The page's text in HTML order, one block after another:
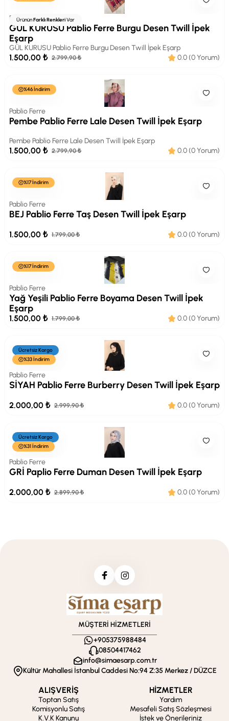
ÜrününFarklı RenkleriVar
Pablio Ferre
GÜL KURUSU Pablio Ferre Burgu Desen Twill İpek
Eşarp
GÜL KURUSU Pablio Ferre Burgu Desen Twill İpek Eşarp
1.500,00 ₺ 2.799,90 ₺ 0.0 (0 Yorum)
%46 İndirim
Pablio Ferre
Pembe Pablio Ferre Lale Desen Twill İpek Eşarp
Pembe Pablio Ferre Lale Desen Twill İpek Eşarp
1.500,00 ₺ 2.799,90 ₺ 0.0 (0 Yorum)
%17 İndirim
Pablio Ferre
BEJ Pablio Ferre Taş Desen Twill İpek Eşarp
1.500,00 ₺ 1.799,00 ₺ 0.0 (0 Yorum)
%17 İndirim
Pablio Ferre
Yağ Yeşili Pablio Ferre Boyama Desen Twill İpek
Eşarp
1.500,00 ₺ 1.799,00 ₺ 0.0 (0 Yorum)
Ücretsiz Kargo
%33 İndirim
Pablio Ferre
SİYAH Pablio Ferre Burberry Desen Twill İpek Eşarp
2.000,00 ₺ 2.999,90 ₺ 0.0 (0 Yorum)
Ücretsiz Kargo
%31 İndirim
Pablio Ferre
GRİ Paplio Ferre Duman Desen Twill İpek Eşarp
2.000,00 ₺ 2.899,90 ₺ 0.0 (0 Yorum)
MÜŞTERİ HİZMETLERİ
+905375988484
08504417462
info@simaesarp.com.tr
Kültür Mahallesi İstanbul Caddesi No:94 Z:35 Merkez / DÜZCE
ALIŞVERİŞ
Toptan Satış
Komisyonlu Satış
K.V.K Kanunu
HİZMETLER
Yardım
Mesafeli Satış Sözleşmesi
İstek ve Önerileriniz